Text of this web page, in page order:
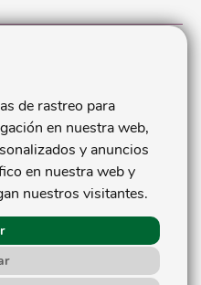
de rastreo para
en nuestra web,
y anuncios
en nuestra web y
nuestros visitantes.